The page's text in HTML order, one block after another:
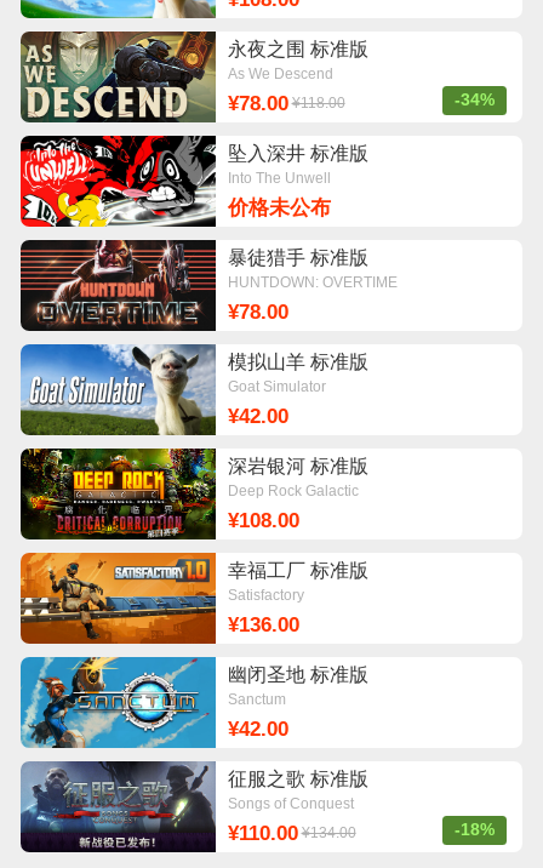
永夜之围 标准版
As We Descend
¥78.00 ¥118.00 -34%
坠入深井 标准版
Into The Unwell
价格未公布
暴徒猎手 标准版
HUNTDOWN: OVERTIME
¥78.00
模拟山羊 标准版
Goat Simulator
¥42.00
深岩银河 标准版
Deep Rock Galactic
¥108.00
幸福工厂 标准版
Satisfactory
¥136.00
幽闭圣地 标准版
Sanctum
¥42.00
征服之歌 标准版
Songs of Conquest
¥110.00 ¥134.00 -18%